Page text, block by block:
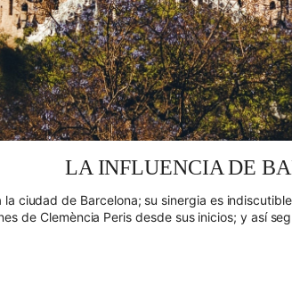
LA INFLUENCIA DE
ciudad de Barcelona; su sinergia es
de Clemència Peris desde sus inicios; y así